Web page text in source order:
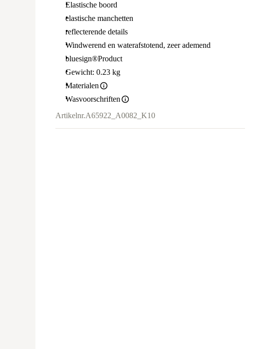
Elastische boord
elastische manchetten
reflecterende details
Windwerend en waterafstotend, zeer ademend
bluesign®Product
Gewicht: 0.23 kg
Materialen
Wasvoorschriften
Artikelnr.A65922_A0082_K10